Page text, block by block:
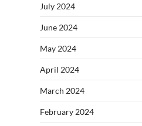
July 2024
June 2024
May 2024
April 2024
March 2024
February 2024